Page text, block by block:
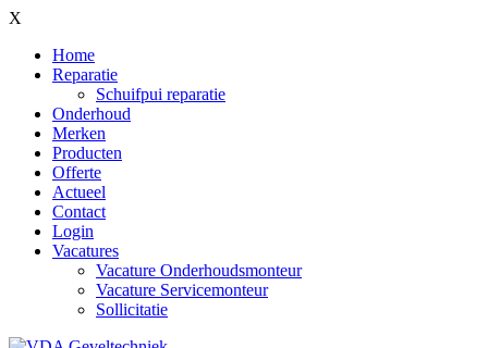
X
Home
Reparatie
Schuifpui reparatie
Onderhoud
Merken
Producten
Offerte
Actueel
Contact
Login
Vacatures
Vacature Onderhoudsmonteur
Vacature Servicemonteur
Sollicitatie